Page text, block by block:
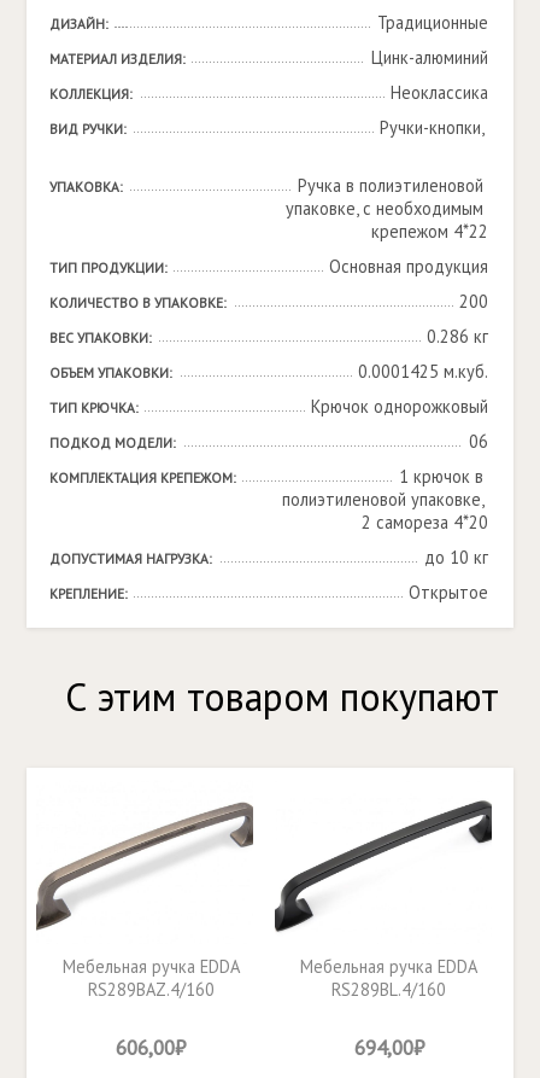
ДИЗАЙН: Традиционные
МАТЕРИАЛ ИЗДЕЛИЯ: Цинк-алюминий
КОЛЛЕКЦИЯ: Неоклассика
ВИД РУЧКИ: Ручки-кнопки,
УПАКОВКА:
Ручка в полиэтиленовой
упаковке, с необходимым
крепежом 4*22
ТИП ПРОДУКЦИИ: Основная продукция
КОЛИЧЕСТВО В УПАКОВКЕ: 200
ВЕС УПАКОВКИ: 0.286 кг
ОБЪЕМ УПАКОВКИ: 0.0001425 м.куб.
ТИП КРЮЧКА: Крючок однорожковый
ПОДКОД МОДЕЛИ: 06
КОМПЛЕКТАЦИЯ КРЕПЕЖОМ:
1 крючок в
полиэтиленовой упаковке,
2 самореза 4*20
ДОПУСТИМАЯ НАГРУЗКА: до 10 кг
КРЕПЛЕНИЕ: Открытое
С этим товаром покупают
Мебельная ручка EDDA
RS289BAZ.4/160
606,00₽
Мебельная ручка EDDA
RS289BL.4/160
694,00₽